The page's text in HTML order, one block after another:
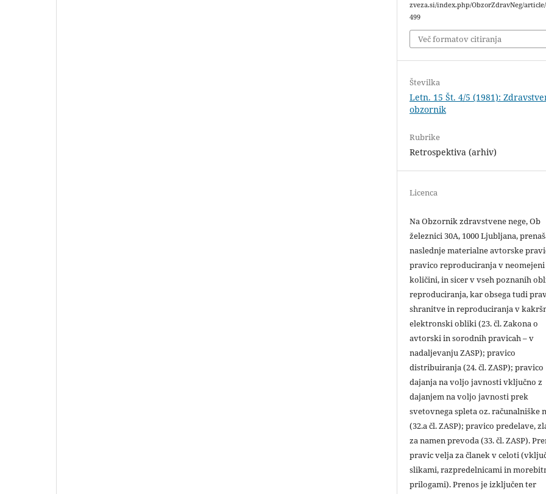
zveza.si/index.php/ObzorZdravNeg/
499
Več formatov citiranja
Številka
Letn. 15 Št. 4/5 (1981):
obzornik
Rubrike
Retrospektiva (arhiv)
Licenca
Na Obzornik zdravstvene nege, Ob
železnici 30A, 1000 Ljubljana,
naslednje materialne avtorske
pravico reproduciranja v neomejeni
količini, in sicer v vseh poznanih
reproduciranja, kar obsega tudi
shranitve in reproduciranja v
elektronski obliki (23. čl. Zakona o
avtorski in sorodnih pravicah – v
nadaljevanju ZASP); pravico
distribuiranja (24. čl. ZASP); pravico
dajanja na voljo javnosti vključno z
dajanjem na voljo javnosti prek
svetovnega spleta oz. računalniške
(32.a čl. ZASP); pravico predelave,
za namen prevoda (33. čl. ZASP).
pravic velja za članek v celoti
slikami, razpredelnicami in
prilogami). Prenos je izključen ter